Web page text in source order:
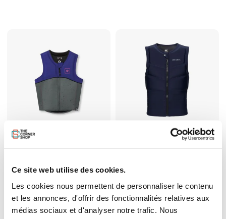
Ce site web utilise des cookies.
Les cookies nous permettent de personnaliser le contenu
et les annonces, d'offrir des fonctionnalités relatives aux
médias sociaux et d'analyser notre trafic. Nous